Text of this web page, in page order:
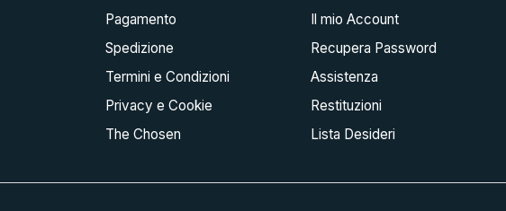
Pagamento
Spedizione
Termini e Condizioni
Privacy e Cookie
The Chosen
Il mio Account
Recupera Password
Assistenza
Restituzioni
Lista Desideri